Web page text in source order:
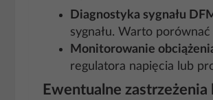
Diagnostyka sygnału
sygnału. Warto
Monitorowanie
regulatora napięcia lub
Ewentualne